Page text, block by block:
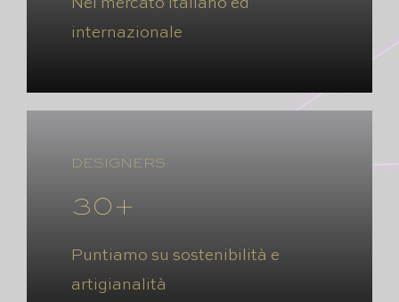
Nel mercato italiano ed
internazionale
DESIGNERS
30+
Puntiamo su sostenibilità e
artigianalità